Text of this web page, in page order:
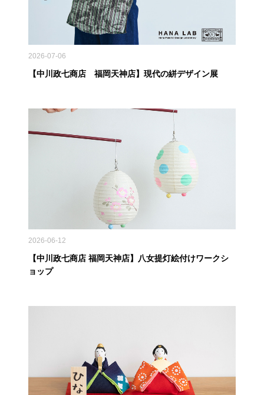
2026-07-06
【中川政七商店 福岡天神店】現代の絣デザイン展
2026-06-12
【中川政七商店 福岡天神店】八女提灯絵付けワークシ
ョップ